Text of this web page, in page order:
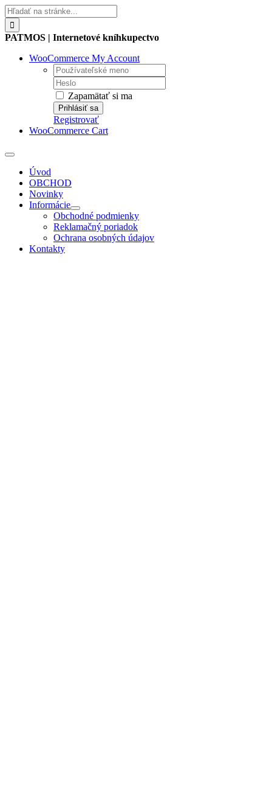
Skip
to
content
Hľadať:
PATMOS | Internetové kníhkupectvo
WooCommerce My Account
Username:
Password:
Zapamätať si ma
Registrovať
WooCommerce Cart
Toggle
Navigation
Úvod
OBCHOD
Novinky
Informácie
Obchodné podmienky
Reklamačný poriadok
Ochrana osobných údajov
Kontakty